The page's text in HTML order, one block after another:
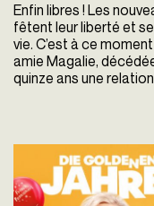
Enfin libres ! Les
fêtent leur liberté et
vie. C’est à ce
amie Magalie,
quinze ans une